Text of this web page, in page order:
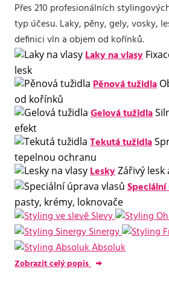
Přes 210 profesionálních
typ účesu. Laky, pěny, gely, vosky,
definici vln a objem od kořínků.
Laky na vlasy
lesk
Pěnová tužidla
od kořínků
Gelová tužidla
efekt
Tekutá tužidla
tepelnou ochranu
LeskyZářivý lesk
pasty, krémy, loknovače
Slevy
Sinergy
Absoluk
Zobrazit celý popis